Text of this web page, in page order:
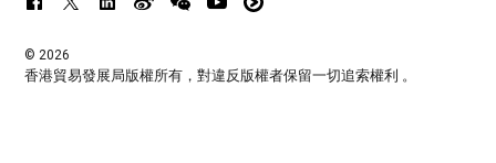
© 2026
香港貿易發展局版權所有，對違反版權者保留一切追索權利 。